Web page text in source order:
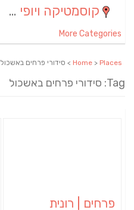
קוסמטיקה ויופי (4)
More Categories
Home > Places > סידורי פרחים באשכול
Tag: סידורי פרחים באשכול
פרחים | רונית